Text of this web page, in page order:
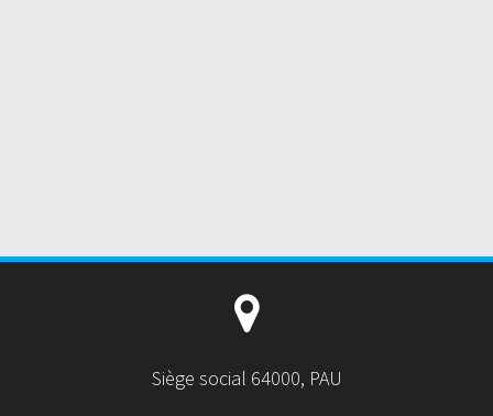
Siège social 64000, PAU